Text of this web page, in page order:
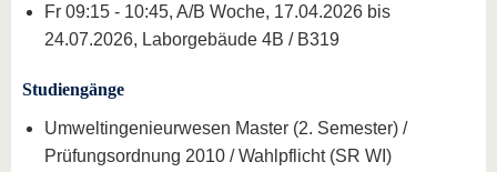
Fr 09:15 - 10:45, A/B Woche, 17.04.2026 bis
24.07.2026, Laborgebäude 4B / B319
Studiengänge
Umweltingenieurwesen Master (2. Semester) /
Prüfungsordnung 2010 / Wahlpflicht (SR WI)